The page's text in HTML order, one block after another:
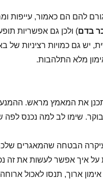
להם הם כאמור, עייפות
בדם) ולכן גם אפשריות
יש גם כמויות רציניות של
מלא התלהבות.
את המאמץ מראש.
שימו לב למה נכנס לפה
הבטחה שהמאגרים
על איך אפשר לעשות את זה
ארוך, תנסו לאכול